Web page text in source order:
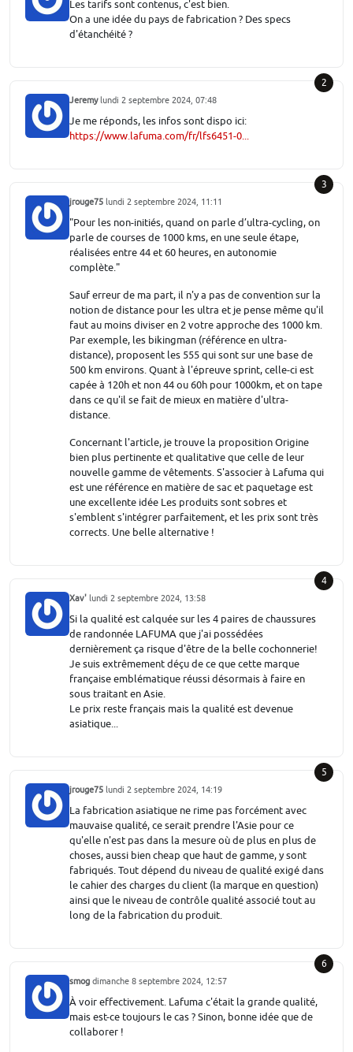
Les tarifs sont contenus, c'est bien.
On a une idée du pays de fabrication ? Des specs
d'étanchéité ?
2
Jeremylundi 2 septembre 2024, 07:48
Je me réponds, les infos sont dispo ici:
https://www.lafuma.com/fr/lfs6451-0...
3
jrouge75 lundi 2 septembre 2024, 11:11
"Pour les non-initiés, quand on parle d’ultra-cycling, on
parle de courses de 1000 kms, en une seule étape,
réalisées entre 44 et 60 heures, en autonomie
complète."
Sauf erreur de ma part, il n'y a pas de convention sur la
notion de distance pour les ultra et je pense même qu'il
faut au moins diviser en 2 votre approche des 1000 km.
Par exemple, les bikingman (référence en ultra-
distance), proposent les 555 qui sont sur une base de
500 km environs. Quant à l'épreuve sprint, celle-ci est
capée à 120h et non 44 ou 60h pour 1000km, et on tape
dans ce qu'il se fait de mieux en matière d'ultra-
distance.
Concernant l'article, je trouve la proposition Origine
bien plus pertinente et qualitative que celle de leur
nouvelle gamme de vêtements. S'associer à Lafuma qui
est une référence en matière de sac et paquetage est
une excellente idée Les produits sont sobres et
s'emblent s'intégrer parfaitement, et les prix sont très
corrects. Une belle alternative !
4
Xav' lundi 2 septembre 2024, 13:58
Si la qualité est calquée sur les 4 paires de chaussures
de randonnée LAFUMA que j'ai possédées
dernièrement ça risque d'être de la belle cochonnerie!
Je suis extrêmement déçu de ce que cette marque
française emblématique réussi désormais à faire en
sous traitant en Asie.
Le prix reste français mais la qualité est devenue
asiatique...
5
jrouge75 lundi 2 septembre 2024, 14:19
La fabrication asiatique ne rime pas forcément avec
mauvaise qualité, ce serait prendre l'Asie pour ce
qu'elle n'est pas dans la mesure où de plus en plus de
choses, aussi bien cheap que haut de gamme, y sont
fabriqués. Tout dépend du niveau de qualité exigé dans
le cahier des charges du client (la marque en question)
ainsi que le niveau de contrôle qualité associé tout au
long de la fabrication du produit.
6
smog dimanche 8 septembre 2024, 12:57
À voir effectivement. Lafuma c'était la grande qualité,
mais est-ce toujours le cas ? Sinon, bonne idée que de
collaborer !